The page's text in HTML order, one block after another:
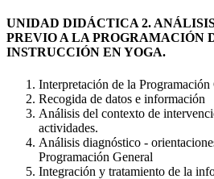
UNIDAD DIDÁCTICA 2.
PREVIO A LA PROGRAMACIÓN
INSTRUCCIÓN EN YOGA.
Interpretación de la
Recogida de datos e información
Análisis del contexto de
actividades.
Análisis diagnóstico -
Programación General
Integración y tratamiento de la